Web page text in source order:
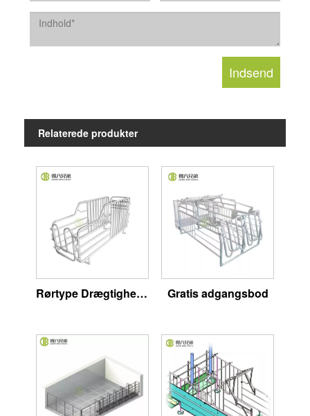
Relaterede produkter
Rørtype Drægtighedsstall Gratis adgangsbod